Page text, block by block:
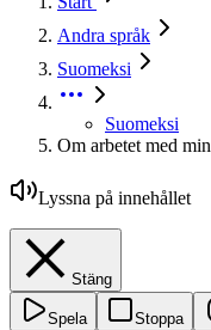
Andra språk
Suomeksi
Suomeksi
Om arbetet med
Lyssna på innehållet
Stäng
Spela Stoppa